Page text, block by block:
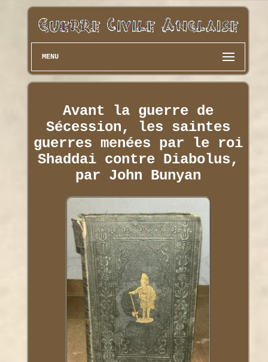
MENU
Avant la guerre de
Sécession, les saintes
guerres menées par le roi
Shaddai contre Diabolus,
par John Bunyan